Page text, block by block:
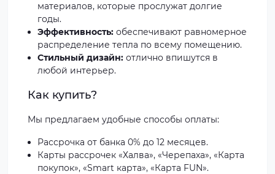
материалов, которые прослужат долгие
годы.
Эффективность: обеспечивают равномерное
распределение тепла по всему помещению.
Стильный дизайн: отлично впишутся в
любой интерьер.
Как купить?
Мы предлагаем удобные способы оплаты:
Рассрочка от банка 0% до 12 месяцев.
Карты рассрочек «Халва», «Черепаха», «Карта
покупок», «Smart карта», «Карта FUN».